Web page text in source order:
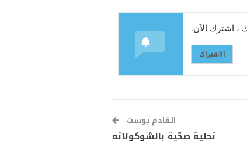
، اشترك الآن.
الاشتراك
القادم بوست
تحلية صحّية بالشوكولاته